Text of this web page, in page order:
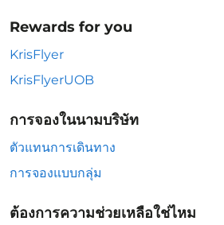
Rewards for you
KrisFlyer
KrisFlyerUOB
การจองในนามบริษัท
ตัวแทนการเดินทาง
การจองแบบกลุ่ม
ต้องการความช่วยเหลือใช่ไหม